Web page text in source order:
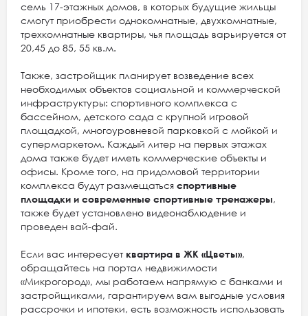
семь 17-этажных домов, в которых будущие жильцы
смогут приобрести однокомнатные, двухкомнатные,
трехкомнатные квартиры, чья площадь варьируется от
20,45 до 85, 55 кв.м.
Также, застройщик планирует возведение всех
необходимых объектов социальной и коммерческой
инфраструктуры: спортивного комплекса с
бассейном, детского сада с крупной игровой
площадкой, многоуровневой парковкой с мойкой и
супермаркетом. Каждый литер на первых этажах
дома также будет иметь коммерческие объекты и
офисы. Кроме того, на придомовой территории
комплекса будут размещаться спортивные
площадки и современные спортивные тренажеры,
также будет установлено видеонаблюдение и
проведен вай-фай.
Если вас интересует квартира в ЖК «Цветы»,
обращайтесь на портал недвижимости
«Микрогород», мы работаем напрямую с банками и
застройщиками, гарантируем вам выгодные условия
рассрочки и ипотеки, есть возможность использовать